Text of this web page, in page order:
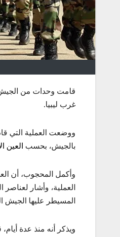
غرب ليبيا.
ووضعت العملية التي
بالجيش، بحسب العين
العملية، وأشار
المسيطر عليها
ويذكر أنه منذ عدة